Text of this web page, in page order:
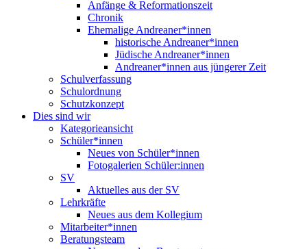
Anfänge & Reformationszeit
Chronik
Ehemalige Andreaner*innen
historische Andreaner*innen
Jüdische Andreaner*innen
Andreaner*innen aus jüngerer Zeit
Schulverfassung
Schulordnung
Schutzkonzept
Dies sind wir
Kategorieansicht
Schüler*innen
Neues von Schüler*innen
Fotogalerien Schüler:innen
SV
Aktuelles aus der SV
Lehrkräfte
Neues aus dem Kollegium
Mitarbeiter*innen
Beratungsteam